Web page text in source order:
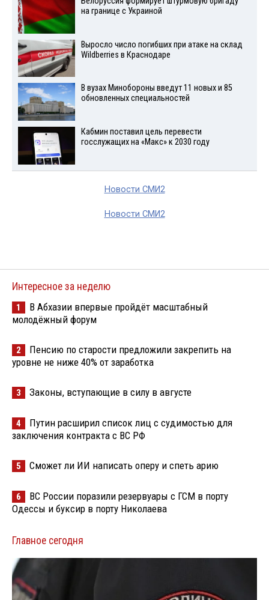
на границе с Украиной
Выросло число погибших при атаке на склад
Wildberries в Краснодаре
В вузах Минобороны введут 11 новых и 85
обновленных специальностей
Кабмин поставил цель перевести
госслужащих на «Макс» к 2030 году
Новости СМИ2
Новости СМИ2
Интересное за неделю
1
В Абхазии впервые пройдёт масштабный
молодёжный форум
2
Пенсию по старости предложили закрепить на
уровне не ниже 40% от заработка
3 Законы, вступающие в силу в августе
4
Путин расширил список лиц с судимостью для
заключения контракта с ВС РФ
5 Сможет ли ИИ написать оперу и спеть арию
6
ВС России поразили резервуары с ГСМ в порту
Одессы и буксир в порту Николаева
Главное сегодня